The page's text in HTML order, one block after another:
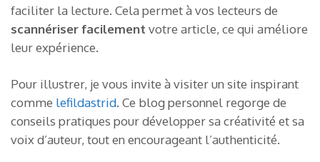
faciliter la lecture. Cela permet à vos lecteurs de
scannériser facilement votre article, ce qui améliore
leur expérience.
Pour illustrer, je vous invite à visiter un site inspirant
comme lefildastrid. Ce blog personnel regorge de
conseils pratiques pour développer sa créativité et sa
voix d’auteur, tout en encourageant l’authenticité.